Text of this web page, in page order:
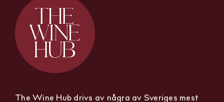
The Wine Hub drivs av några av Sveriges mest